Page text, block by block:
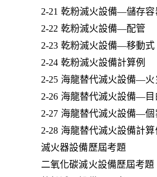
2-21 乾粉滅火設備—儲存容
2-22 乾粉滅火設備—配管
2-23 乾粉滅火設備—移動式
2-24 乾粉滅火設備計算例
2-25 海龍替代滅火設備—火
2-26 海龍替代滅火設備—目
2-27 海龍替代滅火設備—個
2-28 海龍替代滅火設備計算
滅火器設備歷屆考題
二氧化碳滅火設備歷屆考題